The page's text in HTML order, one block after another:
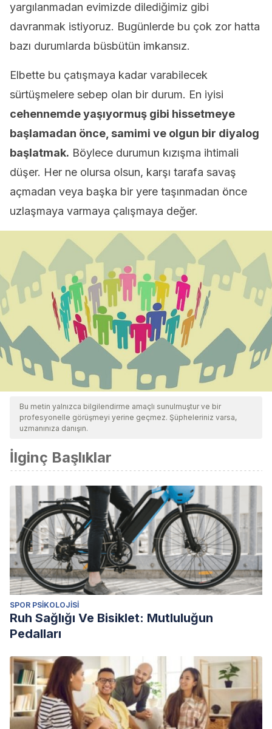
yargılanmadan evimizde dilediğimiz gibi
davranmak istiyoruz. Bugünlerde bu çok zor hatta
bazı durumlarda büsbütün imkansız.
Elbette bu çatışmaya kadar varabilecek
sürtüşmelere sebep olan bir durum. En iyisi
cehennemde yaşıyormuş gibi hissetmeye
başlamadan önce, samimi ve olgun bir diyalog
başlatmak. Böylece durumun kızışma ihtimali
düşer. Her ne olursa olsun, karşı tarafa savaş
açmadan veya başka bir yere taşınmadan önce
uzlaşmaya varmaya çalışmaya değer.
Bu metin yalnızca bilgilendirme amaçlı sunulmuştur ve bir
profesyonelle görüşmeyi yerine geçmez. Şüpheleriniz varsa,
uzmanınıza danışın.
İlginç Başlıklar
SPOR PSIKOLOJISI
Ruh Sağlığı Ve Bisiklet: Mutluluğun
Pedalları